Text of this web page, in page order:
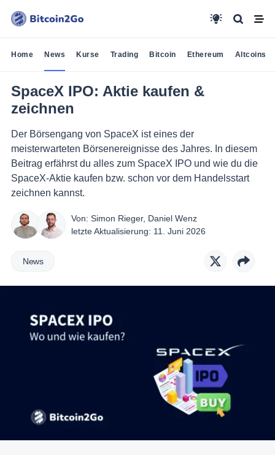
Home News Kurse Trading Bitcoin Ethereum Altcoins
SpaceX IPO: Aktie kaufen &
zeichnen
Der Börsengang von SpaceX ist eines der
meisterwarteten Börsenereignisse des Jahres. In diesem
Beitrag erfährst du alles zum SpaceX IPO und wie du die
SpaceX-Aktie kaufen bzw. schon vor dem Handelsstart
zeichnen kannst.
Von: Simon Rieger, Daniel Wenz
letzte Aktualisierung: 11. Juni 2026
News